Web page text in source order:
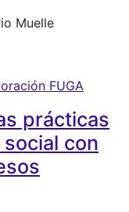
Muelle
FUGA
prácticas
con